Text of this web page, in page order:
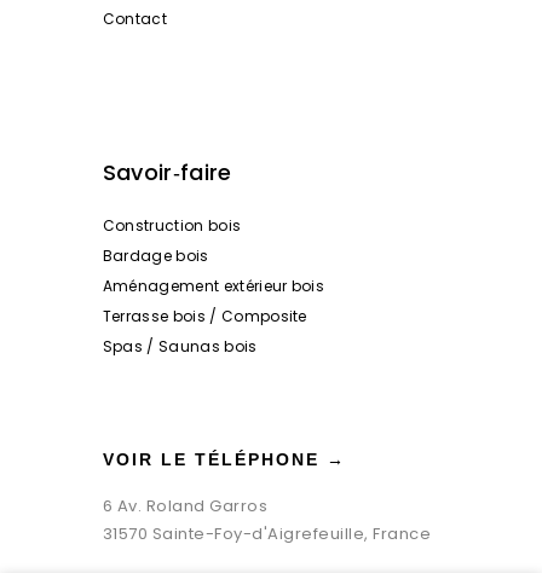
Contact
Savoir‑faire
Construction bois
Bardage bois
Aménagement extérieur bois
Terrasse bois / Composite
Spas / Saunas bois
VOIR LE TÉLÉPHONE →
6 Av. Roland Garros
31570 Sainte-Foy-d'Aigrefeuille, France